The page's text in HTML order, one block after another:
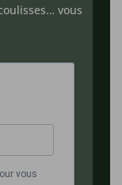
vous
vous